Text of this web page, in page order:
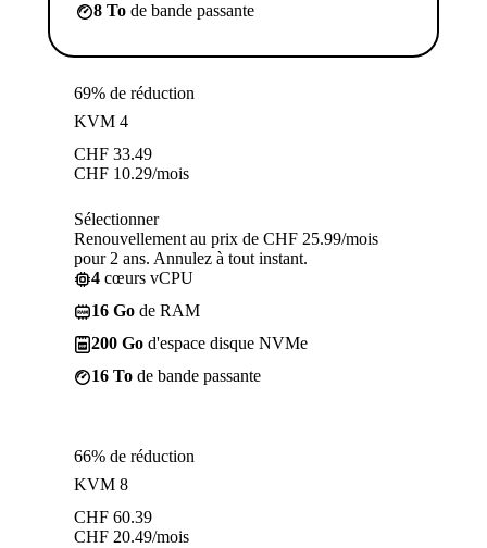
8 To de bande passante
69% de réduction
KVM 4
CHF 33.49
CHF 10.29/mois
Sélectionner
Renouvellement au prix de CHF 25.99/mois
pour 2 ans. Annulez à tout instant.
4 cœurs vCPU
16 Go de RAM
200 Go d'espace disque NVMe
16 To de bande passante
66% de réduction
KVM 8
CHF 60.39
CHF 20.49/mois